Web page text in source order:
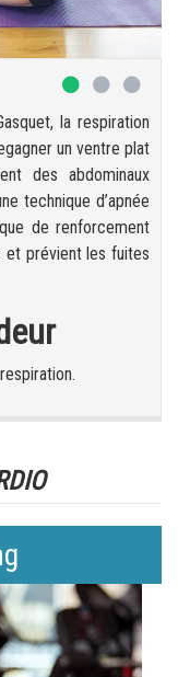
la respiration
un ventre plat
des abdominaux
technique d’apnée
de renforcement
et prévient les fuites